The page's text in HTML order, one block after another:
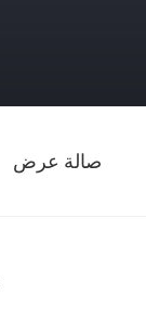
صالة عرض